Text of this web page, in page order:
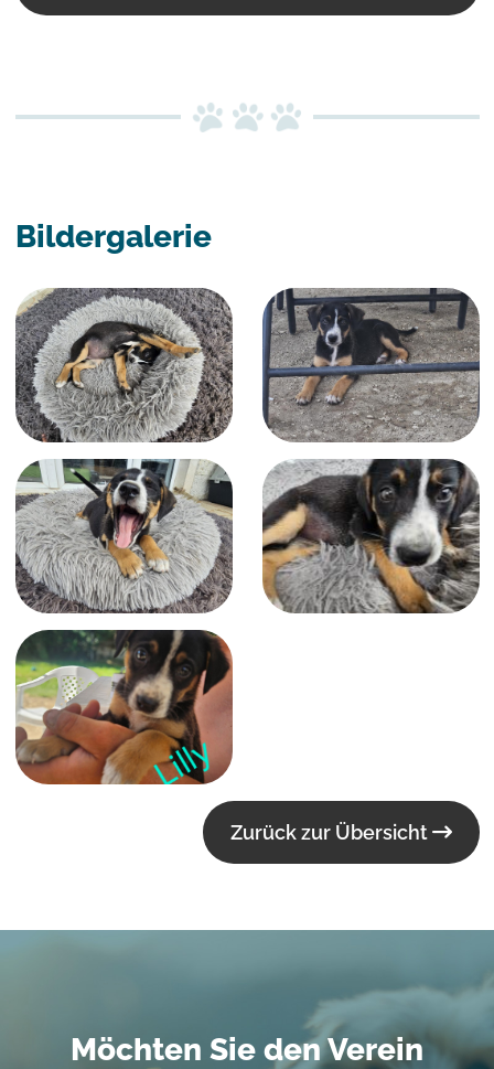
Bildergalerie
Zurück zur Übersicht
Möchten Sie den Verein